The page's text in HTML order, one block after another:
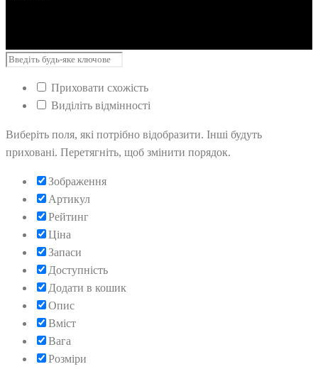
Приховати схожість
Виділіть відмінності
Виберіть поля, які потрібно відобразити. Інші будуть
приховані. Перетягніть, щоб змінити порядок.
Зображення
Артикул
Рейтинг
Ціна
Запаси
Доступність
Додати в кошик
Опис
Вміст
Вага
Розміри